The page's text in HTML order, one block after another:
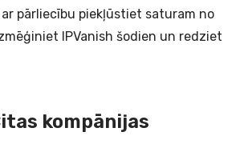
pārliecību piekļūstiet saturam no
IPVanish šodien un redziet
kompānijas